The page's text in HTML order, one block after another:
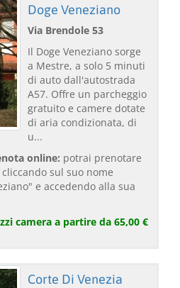
Doge Veneziano
Via Brendole 53
Il Doge Veneziano sorge
a Mestre, a solo 5 minuti
di auto dall'autostrada
A57. Offre un parcheggio
gratuito e camere dotate
di aria condizionata, di
u...
online: potrai prenotare
sul suo nome
e accedendo alla sua
camera a partire da 65,00 €
Corte Di Venezia